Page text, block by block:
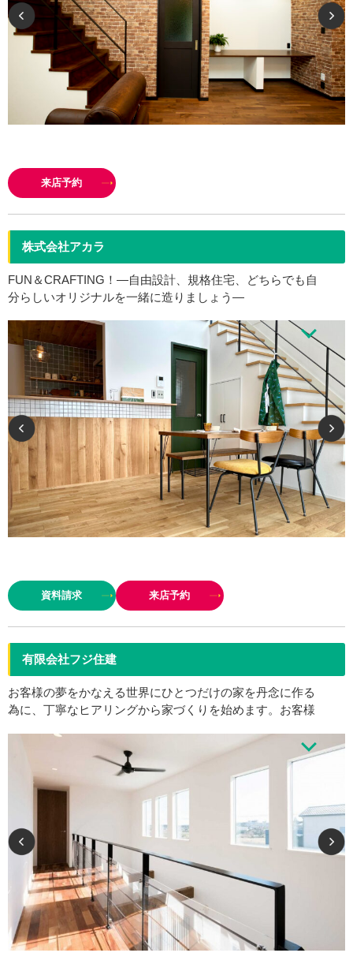
人数ですか？高価なカタログ？住宅会社の莫大な経費の為に、お客様は、高
額なローンを組んで、家をお建てになりますか？大きな住宅会社ならベ…
来店予約
株式会社アカラ
FUN＆CRAFTING！—自由設計、規格住宅、どちらでも自
分らしいオリジナルを一緒に造りましょう―
て頂きます。 デザインのバランス、コストのバランスどちらも大事にしなが
ら家づくりを楽しみましょう！ …
資料請求 来店予約
有限会社フジ住建
お客様の夢をかなえる世界にひとつだけの家を丹念に作る
為に、丁寧なヒアリングから家づくりを始めます。お客様